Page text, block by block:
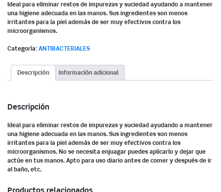
Ideal para eliminar restos de impurezas y suciedad ayudando a mantener
una higiene adecuada en las manos. Sus ingredientes son menos
irritantes para la piel además de ser muy efectivos contra los
microorganismos.
Categoría: ANTIBACTERIALES
Descripción Información adicional
Descripción
Ideal para eliminar restos de impurezas y suciedad ayudando a mantener
una higiene adecuada en las manos. Sus ingredientes son menos
irritantes para la piel además de ser muy efectivos contra los
microorganismos. No se necesita enjuagar puedes aplicarlo y dejar que
actúe en tus manos. Apto para uso diario antes de comer y después de ir
al baño, etc.